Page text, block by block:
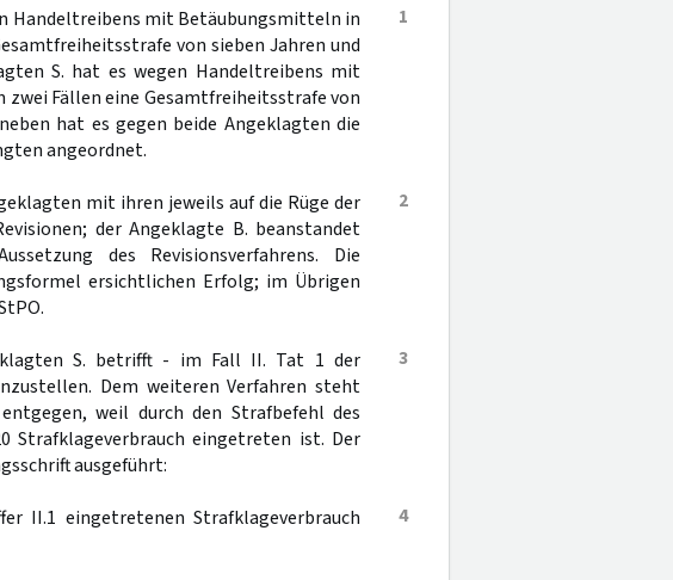
1
Handeltreibens mit Betäubungsmitteln in
von sieben Jahren und
S. hat es wegen Handeltreibens mit
Fällen eine Gesamtfreiheitsstrafe von
hat es gegen beide Angeklagten die
angeordnet.
2
mit ihren jeweils auf die Rüge der
der Angeklagte B. beanstandet
des Revisionsverfahrens. Die
ersichtlichen Erfolg; im Übrigen
3
S. betrifft - im Fall II. Tat 1 der
Dem weiteren Verfahren steht
weil durch den Strafbefehl des
Strafklageverbrauch eingetreten ist. Der
ausgeführt:
4
II.1 eingetretenen Strafklageverbrauch